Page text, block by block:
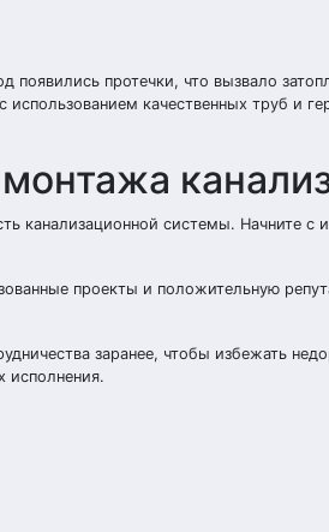
протечки, что вызвало
качественных труб и
канализационной системы. Начните с
проекты и положительную
заранее, чтобы избежать
исполнения.